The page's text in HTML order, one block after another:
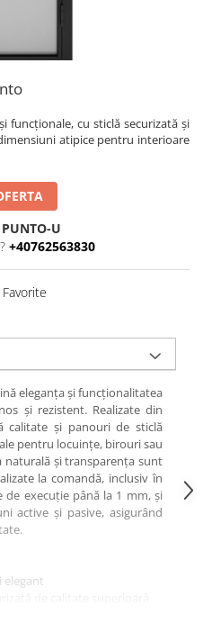
funcționale, cu sticlă securizată și
atipice pentru interioare
PUNTO-U
+40762563830
eleganța și funcționalitatea
și rezistent. Realizate din
calitate și panouri de sticlă
pentru locuințe, birouri sau
naturală și transparența sunt
la comandă, inclusiv în
de execuție până la 1 mm, și
active și pasive, asigurând
elegant
dimensiuni atipice